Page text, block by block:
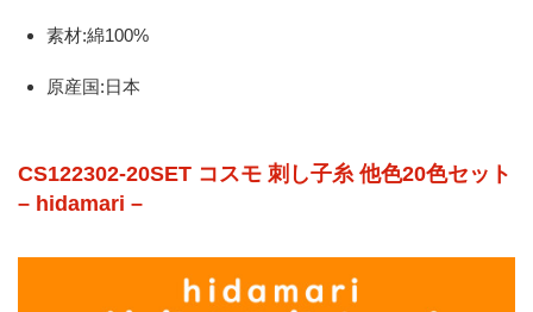
素材:綿100%
原産国:日本
CS122302-20SET コスモ 刺し子糸 他色20色セット
– hidamari –